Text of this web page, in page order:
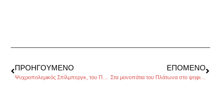
ΠΡΟΗΓΟΎΜΕΝΟ ΕΠΌΜΕΝΟ
Στα μονοπάτια του Πλάτωνα στο ψηφιακό εκπαιδευτικό μουσείο